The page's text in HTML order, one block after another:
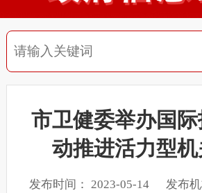
市卫健委举办国
动推进活力型
发布时间： 2023-05-14 发布机